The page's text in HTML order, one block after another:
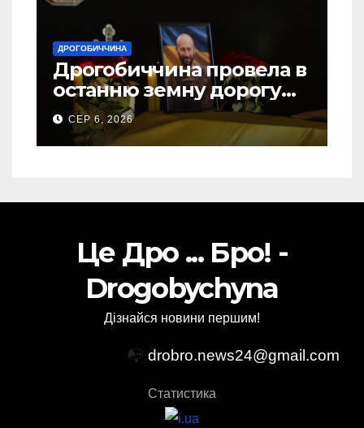
ДРОГОБИЧЧИНА
Дрогобиччина провела в
останню земну дорогу
свого Захисника – Олега
Торського
СЕР 6, 2026
Це Дро ... Бро! -
Drogobychyna
Дізнайся новини першим!
📭 drobro.news24@gmail.com
Статистика